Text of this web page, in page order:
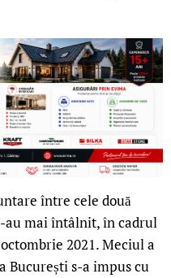
între cele două
au mai întâlnit, în cadrul
2021. Meciul a
București s-a impus cu